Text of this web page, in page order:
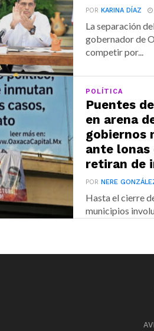
PORKARINA DÍAZ
La separación
gobernador de
competir por...
POLÍTICA
Puentes
en arena
gobiernos
ante lonas
retiran de
PORNERE
Hasta el cierre
municipios